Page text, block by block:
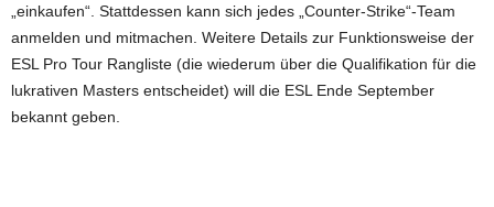
„einkaufen“. Stattdessen kann sich jedes „Counter-Strike“-Team
anmelden und mitmachen. Weitere Details zur Funktionsweise der
ESL Pro Tour Rangliste (die wiederum über die Qualifikation für die
lukrativen Masters entscheidet) will die ESL Ende September
bekannt geben.